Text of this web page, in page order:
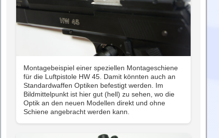
Montagebeispiel einer speziellen Montageschiene
für die Luftpistole HW 45. Damit könnten auch an
Standardwaffen Optiken befestigt werden. Im
Bildmittelpunkt ist hier gut (hell) zu sehen, wo die
Optik an den neuen Modellen direkt und ohne
Schiene angebracht werden kann.